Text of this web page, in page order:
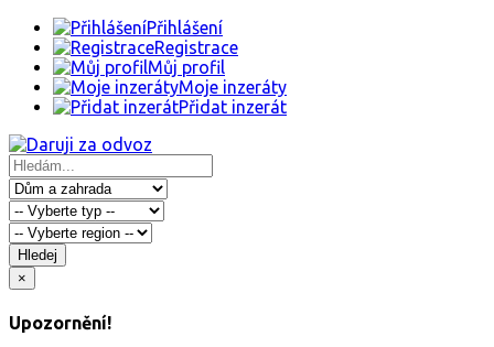
Přihlášení
Registrace
Můj profil
Moje inzeráty
Přidat inzerát
Hledej
×
Upozornění!